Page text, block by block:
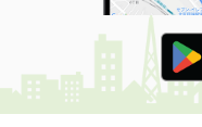
神奈川県横浜市港北区
価 格
住 所
専有面積